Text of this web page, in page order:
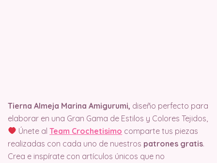
Tierna Almeja Marina Amigurumi, diseño perfecto para
elaborar en una Gran Gama de Estilos y Colores Tejidos,
Únete alTeam Crochetisimo comparte tus piezas
realizadas con cada uno de nuestros patrones gratis.
Crea e inspírate con artículos únicos que no